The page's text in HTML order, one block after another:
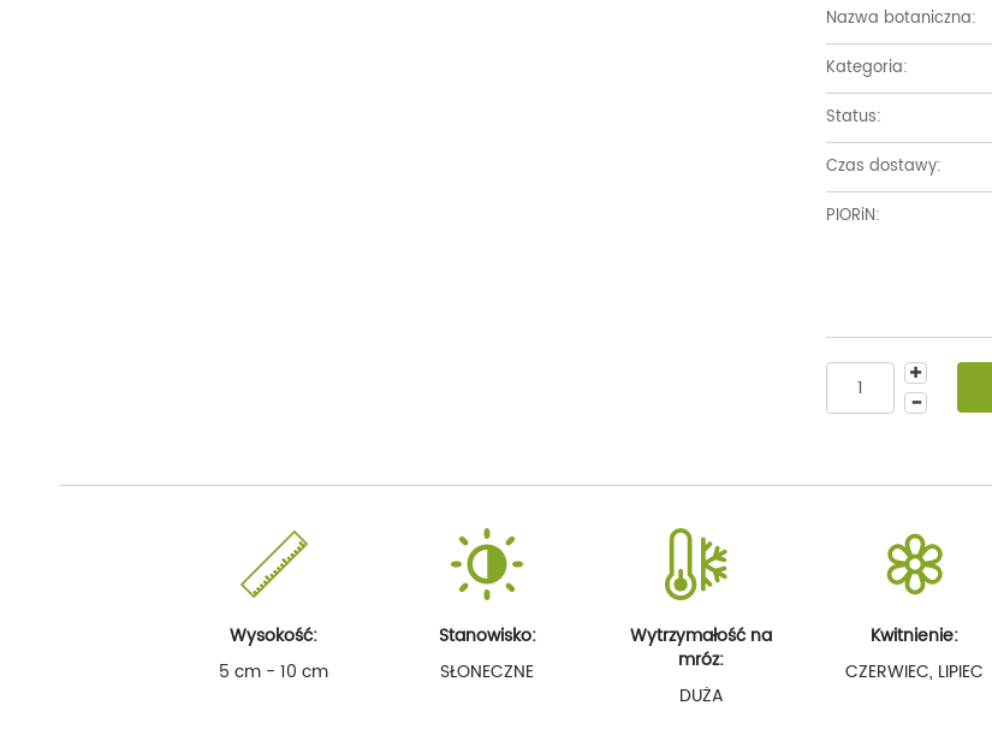
Nazwa botaniczna:
Kategoria:
Status:
Czas dostawy:
PIORiN:
Wysokość:
5 cm - 10 cm
Stanowisko:
SŁONECZNE
Wytrzymałość na
mróz:
DUŻA
Kwitnienie:
CZERWIEC, LIPIEC